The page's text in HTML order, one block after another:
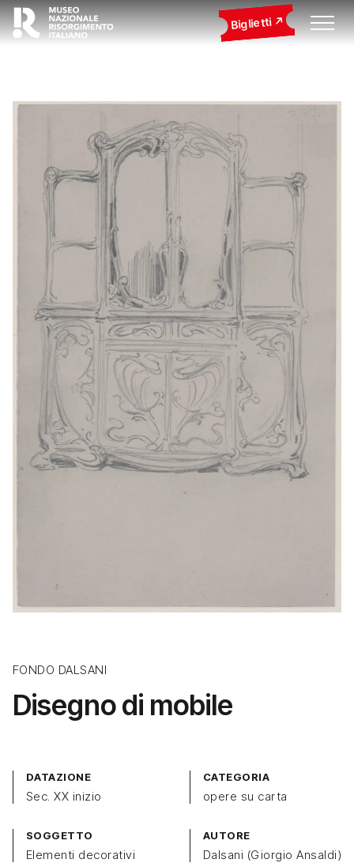
Biglietti
FONDO DALSANI
Disegno di mobile
DATAZIONE
Sec. XX inizio
CATEGORIA
opere su carta
SOGGETTO
Elementi decorativi
AUTORE
Dalsani (Giorgio Ansaldi)